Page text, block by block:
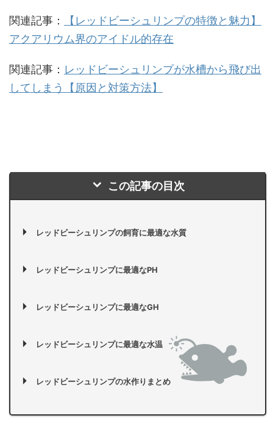
関連記事：
【レッドビーシュリンプの特徴と魅力】
アクアリウム界のアイドル的存在
関連記事： レッドビーシュリンプが水槽から飛び出
してしまう【原因と対策方法】
この記事の目次
レッドビーシュリンプの飼育に最適な水質
レッドビーシュリンプに最適なPH
レッドビーシュリンプに最適なGH
レッドビーシュリンプに最適な水温
レッドビーシュリンプの水作りまとめ